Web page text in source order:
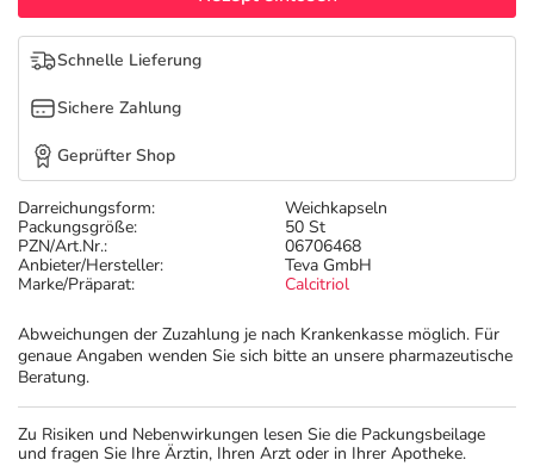
Tierapotheke
Vitamine & Mineralstoffe
Marken
Salus Deals
Darreichungsform:
Weichkapseln
Packungsgröße:
50 St
PZN/Art.Nr.:
06706468
Anbieter/Hersteller:
Teva GmbH
Marke/Präparat:
Calcitriol
Abweichungen der Zuzahlung je nach Krankenkasse möglich. Für
genaue Angaben wenden Sie sich bitte an unsere pharmazeutische
Beratung.
Schnelle Lieferung
Sichere Zahlung
Geprüfter Shop
Zu Risiken und Nebenwirkungen lesen Sie die Packungsbeilage
und fragen Sie Ihre Ärztin, Ihren Arzt oder in Ihrer Apotheke.